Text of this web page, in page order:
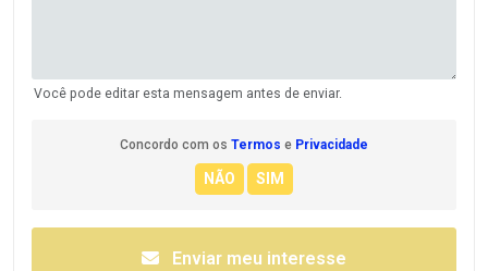
Você pode editar esta mensagem antes de enviar.
Concordo com os Termos e Privacidade
Enviar meu interesse